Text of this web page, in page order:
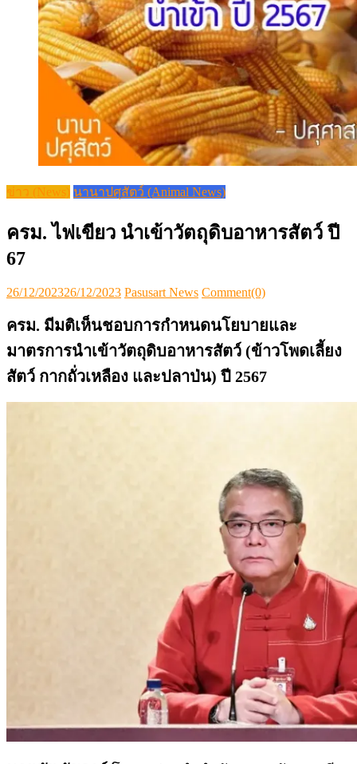
ข่าว (News) นานาปศุสัตว์ (Animal News)
ครม. ไฟเขียว นำเข้าวัตถุดิบอาหารสัตว์ ปี
67
Posted
26/12/202326/12/2023 Author
Pasusart News Comment(0)
ครม. มีมติเห็นชอบการกำหนดนโยบายและ
มาตรการนำเข้าวัตถุดิบอาหารสัตว์ (ข้าวโพดเลี้ยง
สัตว์ กากถั่วเหลือง และปลาป่น) ปี 2567